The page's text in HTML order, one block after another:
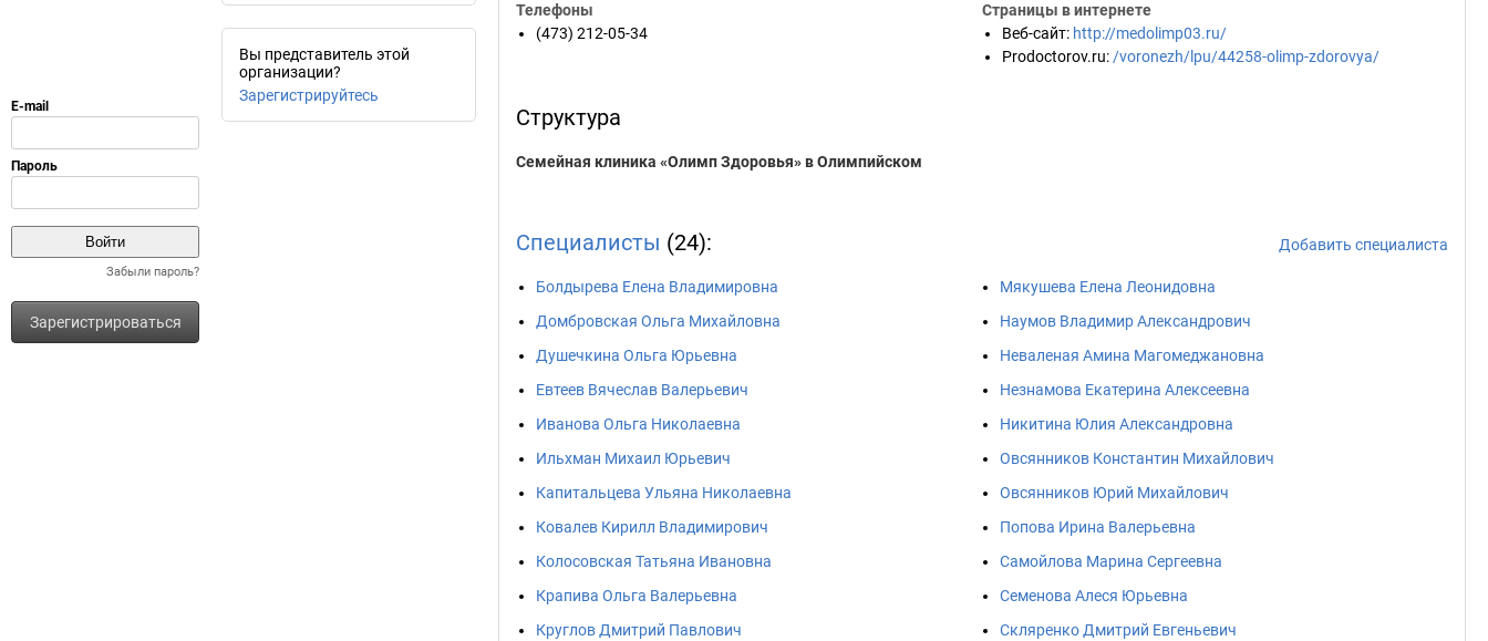
Забыли пароль?
Зарегистрироваться
Вы представитель этой
организации?
Зарегистрируйтесь
Телефоны
(473) 212-05-34
Страницы в интернете
Веб-сайт: http://medolimp03.ru/
Prodoctorov.ru: /voronezh/lpu/44258-olimp-zdorovya/
Структура
Семейная клиника «Олимп Здоровья» в Олимпийском
Специалисты (24): Добавить специалиста
Болдырева Елена Владимировна
Домбровская Ольга Михайловна
Душечкина Ольга Юрьевна
Евтеев Вячеслав Валерьевич
Иванова Ольга Николаевна
Ильхман Михаил Юрьевич
Капитальцева Ульяна Николаевна
Ковалев Кирилл Владимирович
Колосовская Татьяна Ивановна
Крапива Ольга Валерьевна
Круглов Дмитрий Павлович
Мякушева Елена Леонидовна
Наумов Владимир Александрович
Неваленая Амина Магомеджановна
Незнамова Екатерина Алексеевна
Никитина Юлия Александровна
Овсянников Константин Михайлович
Овсянников Юрий Михайлович
Попова Ирина Валерьевна
Самойлова Марина Сергеевна
Семенова Алеся Юрьевна
Скляренко Дмитрий Евгеньевич